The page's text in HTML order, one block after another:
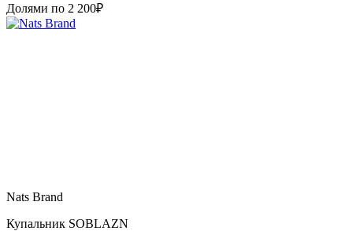
Долями по 2 200₽
Nats Brand
Купальник SOBLAZN